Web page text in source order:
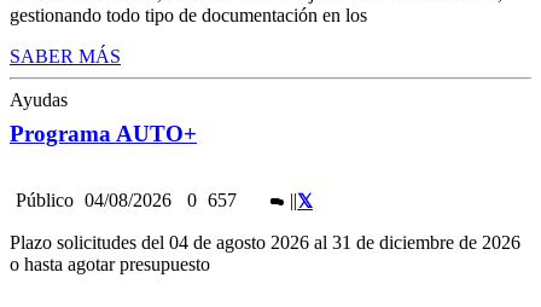
gestionando todo tipo de documentación en los
SABER MÁS
Ayudas
Programa AUTO+
Público 04/08/2026 0 657 ||
Plazo solicitudes del 04 de agosto 2026 al 31 de diciembre de 2026
o hasta agotar presupuesto